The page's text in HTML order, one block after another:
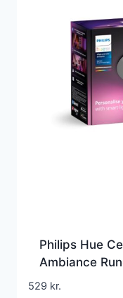
Philips Hue
Ambiance
Aluminium
529 kr.